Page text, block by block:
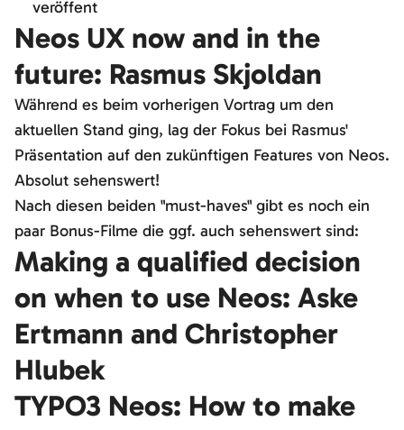
veröffent
Neos UX now and in the
future: Rasmus Skjoldan
Während es beim vorherigen Vortrag um den
aktuellen Stand ging, lag der Fokus bei Rasmus'
Präsentation auf den zukünftigen Features von Neos.
Absolut sehenswert!
Nach diesen beiden "must-haves" gibt es noch ein
paar Bonus-Filme die ggf. auch sehenswert sind:
Making a qualified decision
on when to use Neos: Aske
Ertmann and Christopher
Hlubek
TYPO3 Neos: How to make